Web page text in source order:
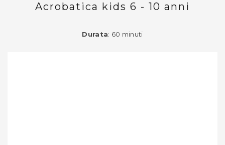
Acrobatica kids 6 - 10 anni
Durata: 60 minuti